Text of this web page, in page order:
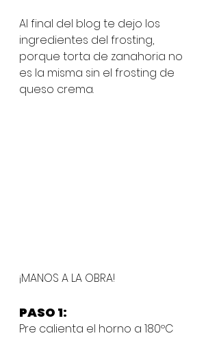
Al final del blog te dejo los
ingredientes del frosting,
porque torta de zanahoria no
es la misma sin el frosting de
queso crema.
¡MANOS A LA OBRA!
PASO 1:
Pre calienta el horno a 180ºC